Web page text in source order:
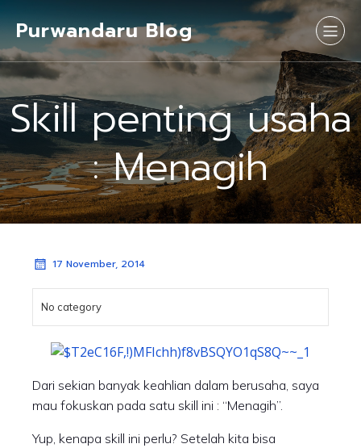
Purwandaru Blog
Skill penting usaha
: Menagih
17 November, 2014
No category
Dari sekian banyak keahlian dalam berusaha, saya
mau fokuskan pada satu skill ini : “Menagih”.
Yup, kenapa skill ini perlu? Setelah kita bisa